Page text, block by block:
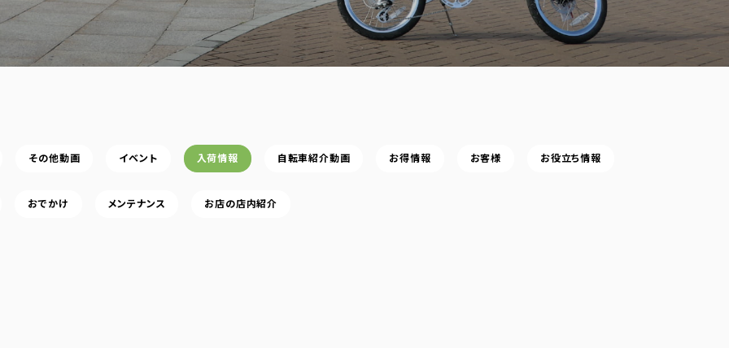
その他動画 イベント 入荷情報 自転車紹介動画 お得情報 お客様 お役立ち情報
おでかけ メンテナンス お店の店内紹介